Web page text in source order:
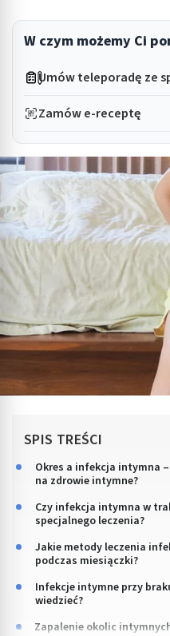
W czym możemy Ci
Umów teleporadę ze
Zamów e-receptę
SPIS TREŚCI
Okres a infekcja intymna
na zdrowie intymne?
Czy infekcja intymna w
specjalnego leczenia?
Jakie metody leczenia
podczas miesiączki?
Infekcje intymne przy
wiedzieć?
Zapalenie okolic